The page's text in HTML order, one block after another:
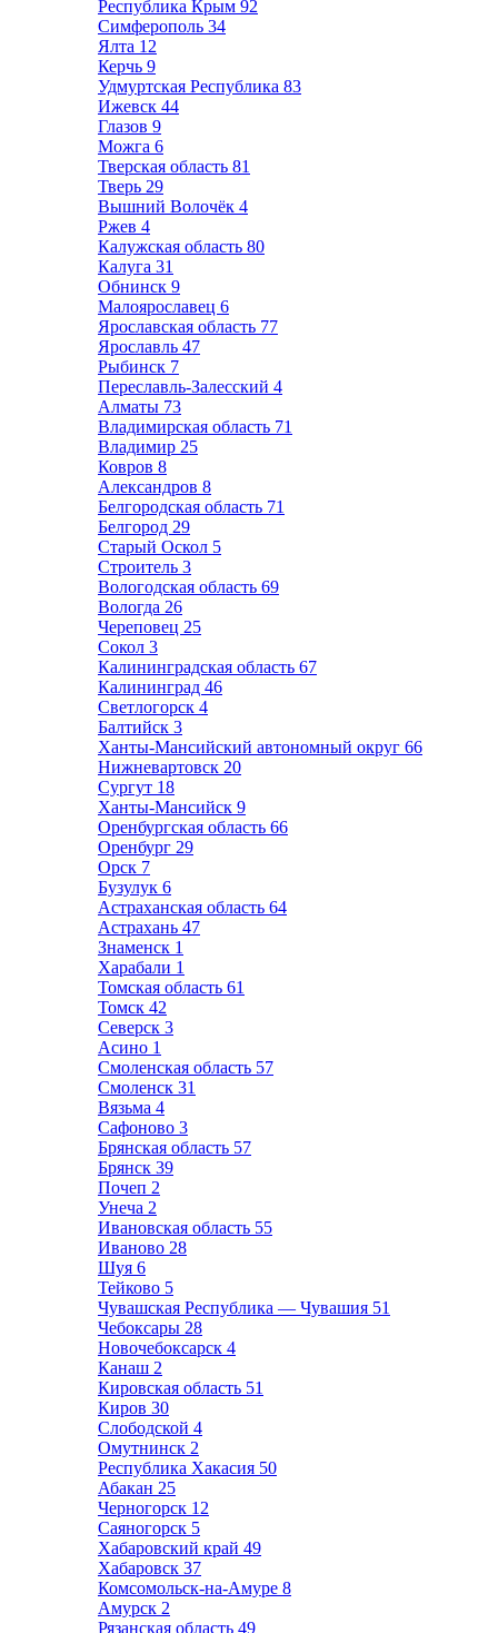
Республика Крым 92
Симферополь 34
Ялта 12
Керчь 9
Удмуртская Республика 83
Ижевск 44
Глазов 9
Можга 6
Тверская область 81
Тверь 29
Вышний Волочёк 4
Ржев 4
Калужская область 80
Калуга 31
Обнинск 9
Малоярославец 6
Ярославская область 77
Ярославль 47
Рыбинск 7
Переславль-Залесский 4
Алматы 73
Владимирская область 71
Владимир 25
Ковров 8
Александров 8
Белгородская область 71
Белгород 29
Старый Оскол 5
Строитель 3
Вологодская область 69
Вологда 26
Череповец 25
Сокол 3
Калининградская область 67
Калининград 46
Светлогорск 4
Балтийск 3
Ханты-Мансийский автономный округ 66
Нижневартовск 20
Сургут 18
Ханты-Мансийск 9
Оренбургская область 66
Оренбург 29
Орск 7
Бузулук 6
Астраханская область 64
Астрахань 47
Знаменск 1
Харабали 1
Томская область 61
Томск 42
Северск 3
Асино 1
Смоленская область 57
Смоленск 31
Вязьма 4
Сафоново 3
Брянская область 57
Брянск 39
Почеп 2
Унеча 2
Ивановская область 55
Иваново 28
Шуя 6
Тейково 5
Чувашская Республика — Чувашия 51
Чебоксары 28
Новочебоксарск 4
Канаш 2
Кировская область 51
Киров 30
Слободской 4
Омутнинск 2
Республика Хакасия 50
Абакан 25
Черногорск 12
Саяногорск 5
Хабаровский край 49
Хабаровск 37
Комсомольск-на-Амуре 8
Амурск 2
Рязанская область 49